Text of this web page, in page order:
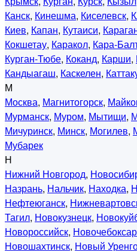
Канск, Кинешма, Киселевск,
Киев, Капан, Кутаиси,
Кокшетау, Каракол, Кара-
Курган-Тюбе, Коканд, Карши,
Кандыагаш, Каскелен,
М
Москва, Магнитогорск,
Мурманск, Муром, Мытищи,
Мичуринск, Минск, Могилев,
Мубарек
Н
Нижний Новгород,
Назрань, Нальчик, Находка,
Нефтеюганск,
Тагил, Новокузнецк,
Новороссийск,
Новошахтинск, Новый